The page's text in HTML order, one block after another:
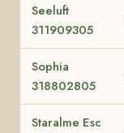
Seeluft
311909305
Sophia
318802805
Staralme Esc